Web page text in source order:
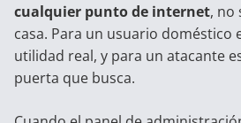
cualquier punto de internet, no
casa. Para un usuario doméstico
utilidad real, y para un atacante
puerta que busca.